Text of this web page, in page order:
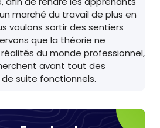
marché du travail de plus en
voulons sortir des sentiers
que la théorie ne
du monde professionnel,
avant tout des
suite fonctionnels.